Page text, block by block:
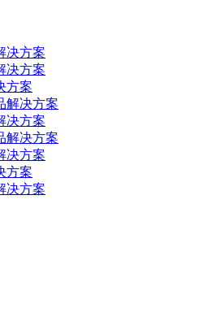
决方案
决方案
方案
解决方案
决方案
解决方案
决方案
方案
决方案